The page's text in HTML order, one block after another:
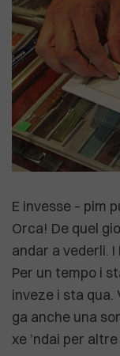
E invesse – pim
Orca! De quel
andar a vederli.
Per un tempo i
inveze i sta qua.
ga anche una
xe ’ndai per